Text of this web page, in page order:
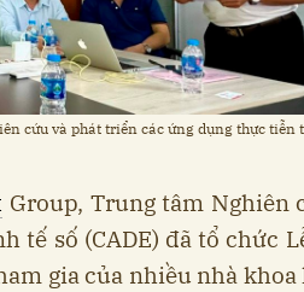
cứu và phát triển các ứng dụng thực
Group, Trung tâm Nghiên
tế số (CADE) đã tổ chức
gia của nhiều nhà khoa